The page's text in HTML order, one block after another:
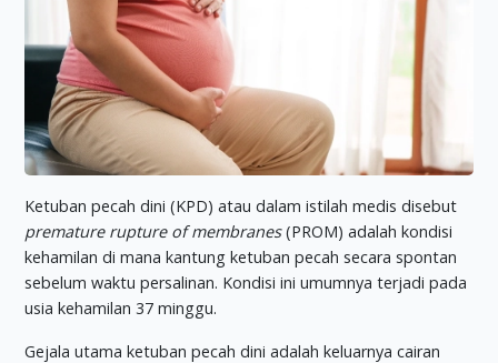
Ketuban pecah dini (KPD) atau dalam istilah medis disebut
premature rupture of membranes(PROM) adalah kondisi
kehamilan di mana kantung ketuban pecah secara spontan
sebelum waktu persalinan. Kondisi ini umumnya terjadi pada
usia kehamilan 37 minggu.
Gejala utama ketuban pecah dini adalah keluarnya cairan